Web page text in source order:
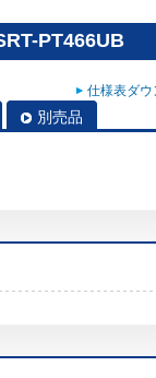
PT466UB
仕様表ダ
別売品